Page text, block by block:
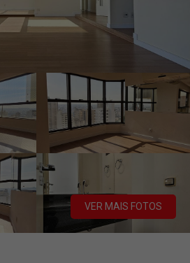
VER MAIS FOTOS